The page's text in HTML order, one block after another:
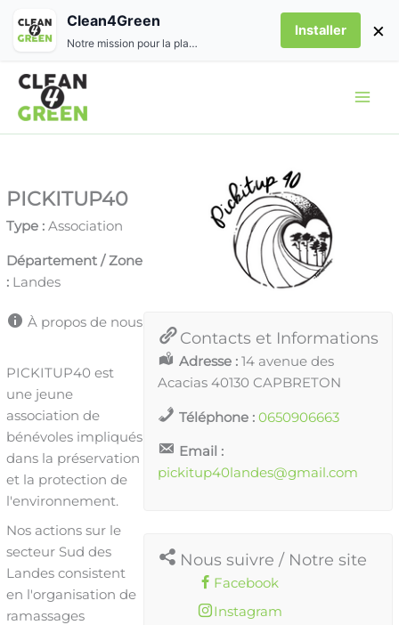
PICKITUP40
Type : Association
Département / Zone
: Landes
À propos de nous
PICKITUP40 est
une jeune
association de
bénévoles impliqués
dans la préservation
et la protection de
l'environnement.
Nos actions sur le
secteur Sud des
Landes consistent
en l'organisation de
ramassages
Contacts et Informations
Adresse :14 avenue des
Acacias 40130 CAPBRETON
Téléphone : 0650906663
Email :
pickitup40landes@gmail.com
Nous suivre / Notre site
Facebook
Instagram
Clean4Green
Notre mission pour la planète
Installer ×